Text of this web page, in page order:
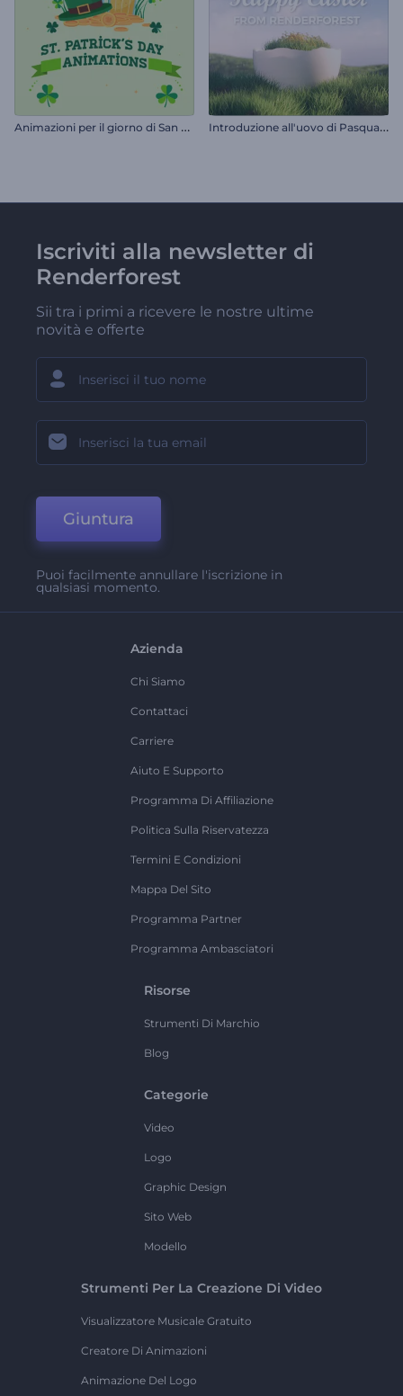
A
nimazioni per il giorno di San Patrizio I
ntroduzione all'uovo di Pasqua rotto
Iscriviti alla newsletter di
Renderforest
Sii tra i primi a ricevere le nostre ultime
novità e offerte
Giuntura
Puoi facilmente annullare l'iscrizione in
qualsiasi momento.
Azienda
Chi Siamo
Contattaci
Carriere
Aiuto E Supporto
Programma Di Affiliazione
Politica Sulla Riservatezza
Termini E Condizioni
Mappa Del Sito
Programma Partner
Programma Ambasciatori
Risorse
Strumenti Di Marchio
Blog
Categorie
Video
Logo
Graphic Design
Sito Web
Modello
Strumenti Per La Creazione Di Video
Visualizzatore Musicale Gratuito
Creatore Di Animazioni
Animazione Del Logo